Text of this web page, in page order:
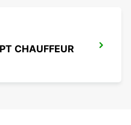
CHAUFFEUR